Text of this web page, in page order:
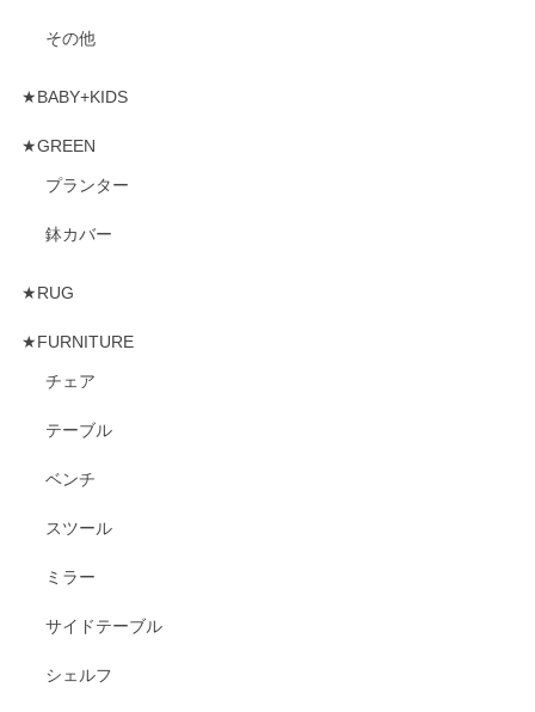
その他
★BABY+KIDS
★GREEN
プランター
鉢カバー
★RUG
★FURNITURE
チェア
テーブル
ベンチ
スツール
ミラー
サイドテーブル
シェルフ